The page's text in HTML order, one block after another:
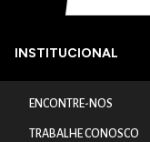
INSTITUCIONAL
ENCONTRE-NOS
TRABALHE CONOSCO